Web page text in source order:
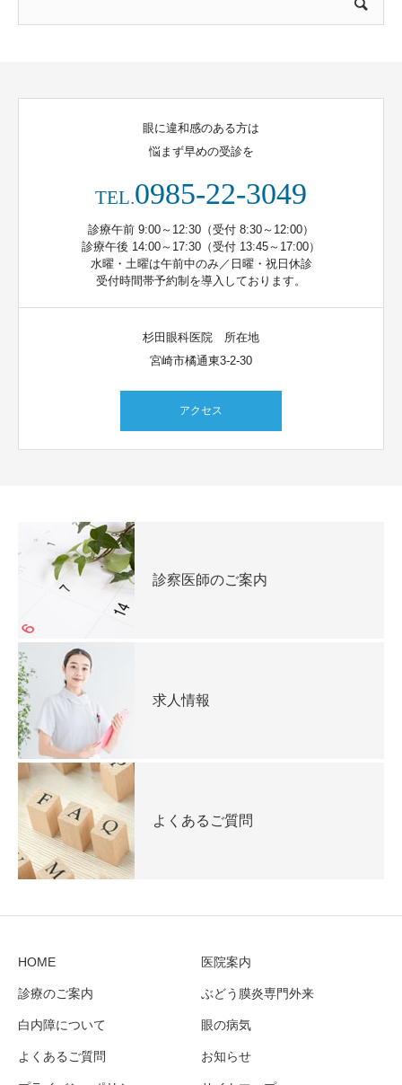
眼に違和感のある方は
悩まず早めの受診を
TEL.0985-22-3049
診療午前 9:00～12:30（受付 8:30～12:00）
診療午後 14:00～17:30（受付 13:45～17:00）
水曜・土曜は午前中のみ／日曜・祝日休診
受付時間帯予約制を導入しております。
杉田眼科医院 所在地
宮崎市橘通東3-2-30
アクセス
診察医師のご案内
求人情報
よくあるご質問
HOME 医院案内
診療のご案内 ぶどう膜炎専門外来
白内障について 眼の病気
よくあるご質問 お知らせ